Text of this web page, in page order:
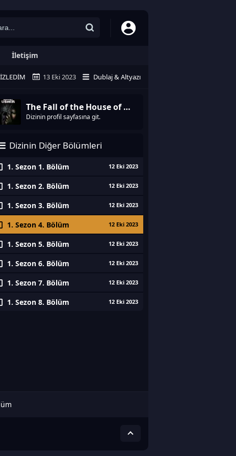
İletişim
İZLEDIM 13 Eki 2023 Dublaj & Altyazı
The Fall of the House of Usher
Dizinin profil sayfasına git.
Dizinin Diğer Bölümleri
1. Sezon 1. Bölüm 12 Eki 2023
1. Sezon 2. Bölüm 12 Eki 2023
1. Sezon 3. Bölüm 12 Eki 2023
1. Sezon 4. Bölüm 12 Eki 2023
1. Sezon 5. Bölüm 12 Eki 2023
1. Sezon 6. Bölüm 12 Eki 2023
1. Sezon 7. Bölüm 12 Eki 2023
1. Sezon 8. Bölüm 12 Eki 2023